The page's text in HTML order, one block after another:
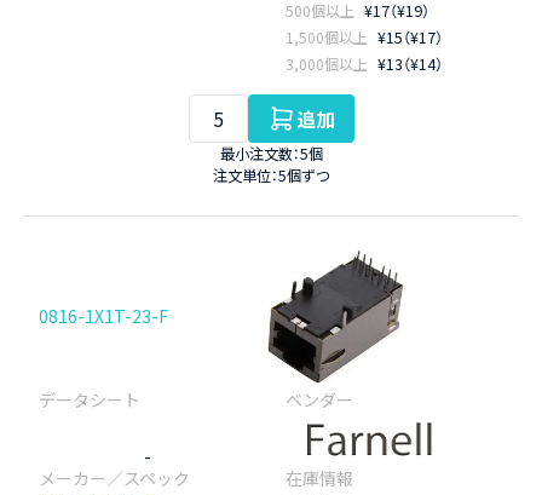
500個以上 ¥17（¥19）
1,500個以上 ¥15（¥17）
3,000個以上 ¥13（¥14）
追加
最小注文数：5個
注文単位：5個ずつ
0816-1X1T-23-F
-